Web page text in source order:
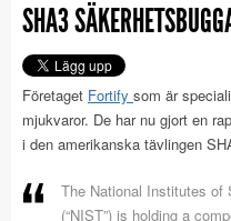
SHA3
Företaget Fortify som är
mjukvaror. De har nu gjort en
i den amerikanska tävlingen
The National Institutes of
(“NIST”) is holding a